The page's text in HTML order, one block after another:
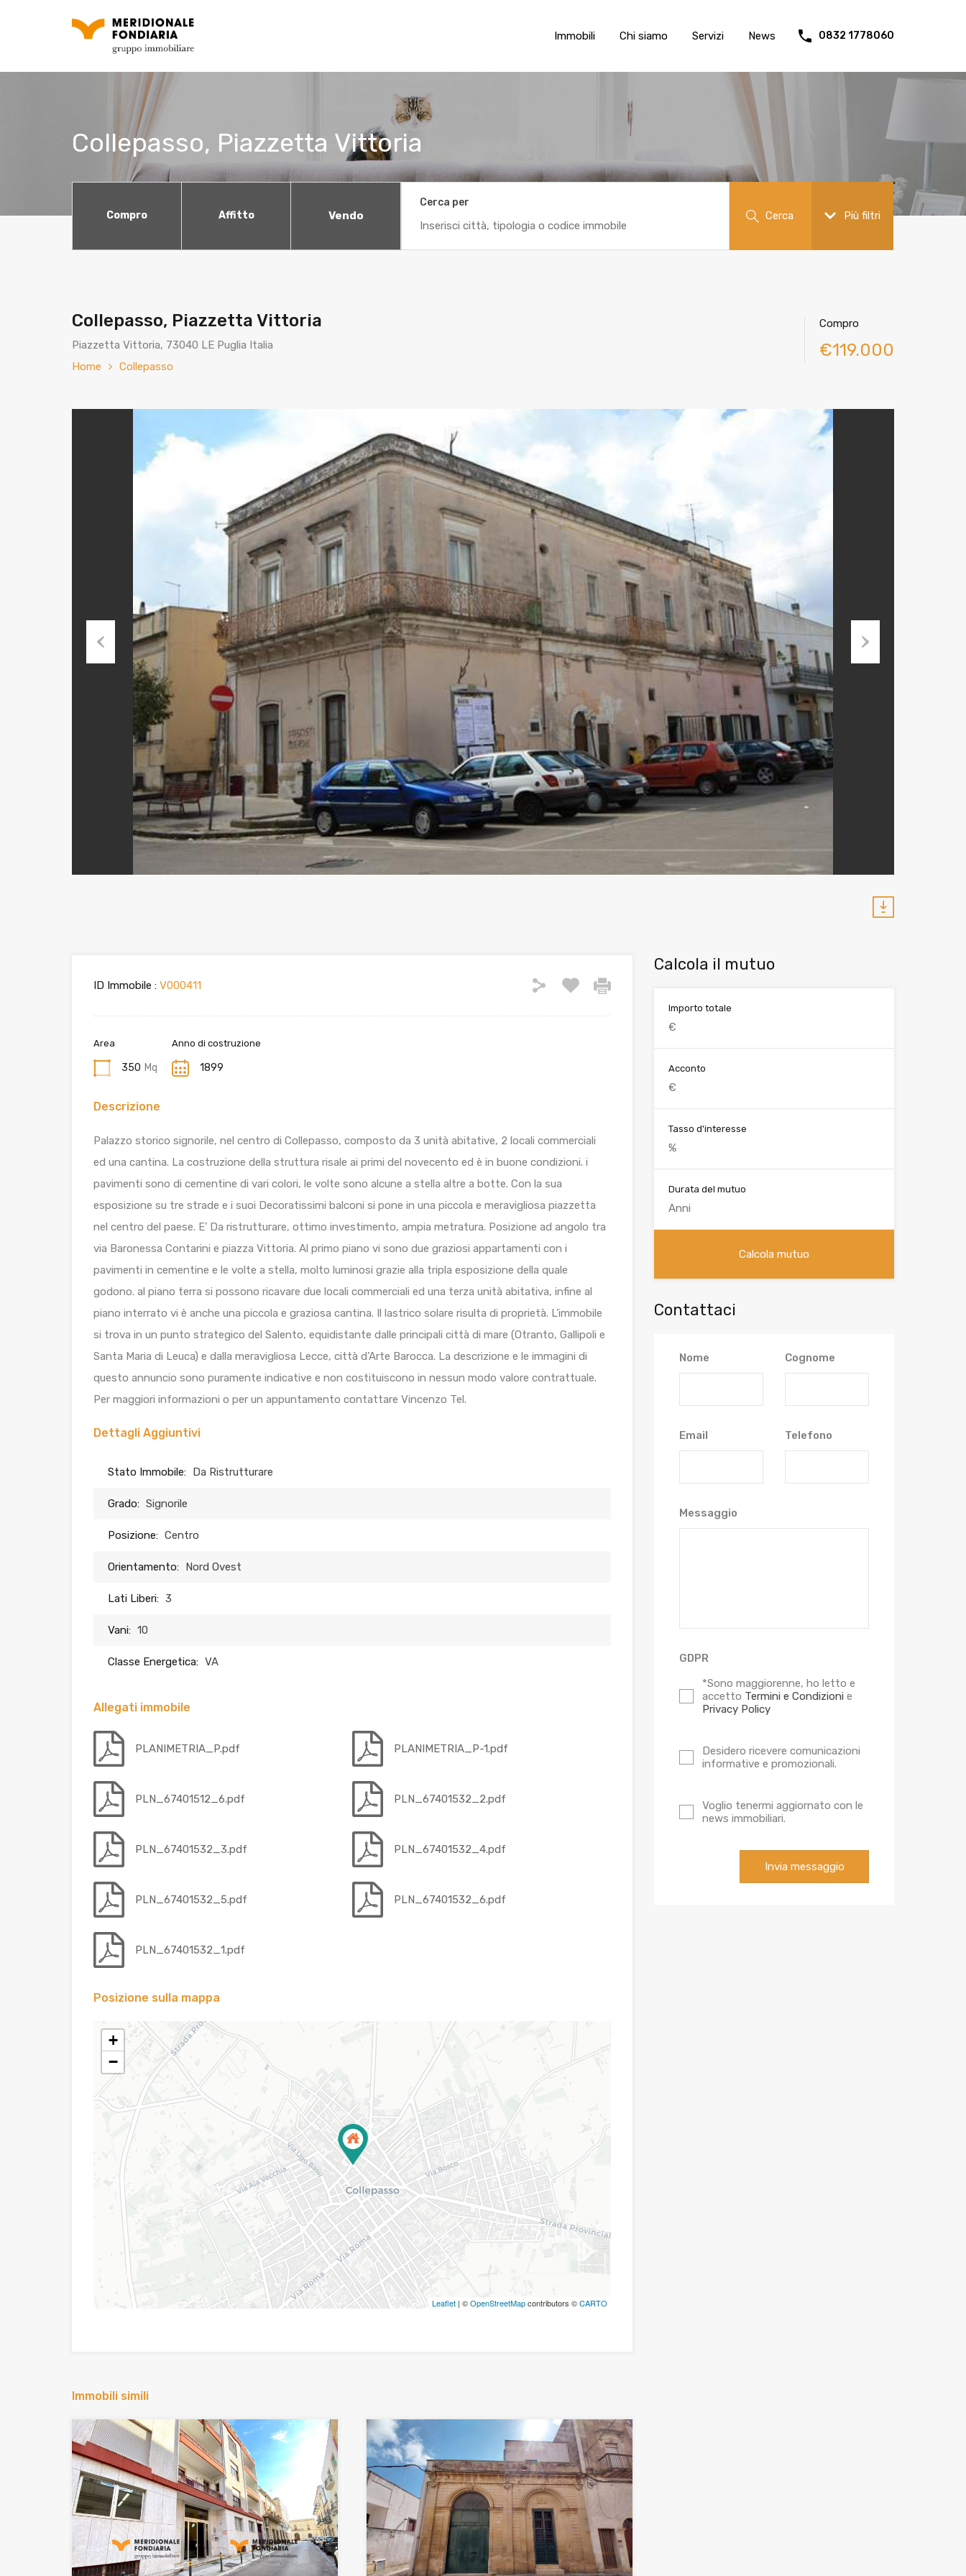
Immobili Chi siamo Servizi News 0832 1778060
Collepasso, Piazzetta Vittoria
Compro Affitto Vendo
Cerca per
Più filtri
Cerca
Collepasso, Piazzetta Vittoria
Piazzetta Vittoria, 73040 LE Puglia Italia
Home
Collepasso
Compro
€119.000
ID Immobile : V000411
Area
350 Mq
Anno di costruzione
1899
Descrizione
Palazzo storico signorile, nel centro di Collepasso, composto da 3 unità abitative, 2 locali commerciali
ed una cantina. La costruzione della struttura risale ai primi del novecento ed è in buone condizioni. i
pavimenti sono di cementine di vari colori, le volte sono alcune a stella altre a botte. Con la sua
esposizione su tre strade e i suoi Decoratissimi balconi si pone in una piccola e meravigliosa piazzetta
nel centro del paese. E’ Da ristrutturare, ottimo investimento, ampia metratura. Posizione ad angolo tra
via Baronessa Contarini e piazza Vittoria. Al primo piano vi sono due graziosi appartamenti con i
pavimenti in cementine e le volte a stella, molto luminosi grazie alla tripla esposizione della quale
godono. al piano terra si possono ricavare due locali commerciali ed una terza unità abitativa, infine al
piano interrato vi è anche una piccola e graziosa cantina. Il lastrico solare risulta di proprietà. L’immobile
si trova in un punto strategico del Salento, equidistante dalle principali città di mare (Otranto, Gallipoli e
Santa Maria di Leuca) e dalla meravigliosa Lecce, città d’Arte Barocca. La descrizione e le immagini di
questo annuncio sono puramente indicative e non costituiscono in nessun modo valore contrattuale.
Per maggiori informazioni o per un appuntamento contattare Vincenzo Tel.
Dettagli Aggiuntivi
Stato Immobile: Da Ristrutturare
Grado: Signorile
Posizione: Centro
Orientamento: Nord Ovest
Lati Liberi: 3
Vani: 10
Classe Energetica: VA
Allegati immobile
PLANIMETRIA_P.pdf PLANIMETRIA_P-1.pdf
PLN_67401512_6.pdf PLN_67401532_2.pdf
PLN_67401532_3.pdf PLN_67401532_4.pdf
PLN_67401532_5.pdf PLN_67401532_6.pdf
PLN_67401532_1.pdf
Posizione sulla mappa
+
−
Leaflet| ©OpenStreetMapcontributors ©CARTO
Immobili simili
Calcola il mutuo
Importo totale
Acconto
Tasso d'interesse
Durata del mutuo
Contattaci
Nome Cognome
Email Telefono
Messaggio
GDPR
*Sono maggiorenne, ho letto e
accetto Termini e Condizionie
Privacy Policy
Desidero ricevere comunicazioni
informative e promozionali.
Voglio tenermi aggiornato con le
news immobiliari.